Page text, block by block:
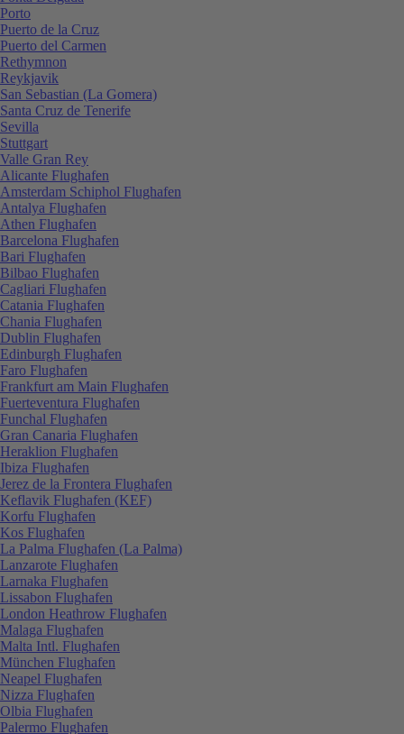
Porto
Puerto de la Cruz
Puerto del Carmen
Rethymnon
Reykjavik
San Sebastian (La Gomera)
Santa Cruz de Tenerife
Sevilla
Stuttgart
Valle Gran Rey
Alicante Flughafen
Amsterdam Schiphol Flughafen
Antalya Flughafen
Athen Flughafen
Barcelona Flughafen
Bari Flughafen
Bilbao Flughafen
Cagliari Flughafen
Catania Flughafen
Chania Flughafen
Dublin Flughafen
Edinburgh Flughafen
Faro Flughafen
Frankfurt am Main Flughafen
Fuerteventura Flughafen
Funchal Flughafen
Gran Canaria Flughafen
Heraklion Flughafen
Ibiza Flughafen
Jerez de la Frontera Flughafen
Keflavik Flughafen (KEF)
Korfu Flughafen
Kos Flughafen
La Palma Flughafen (La Palma)
Lanzarote Flughafen
Larnaka Flughafen
Lissabon Flughafen
London Heathrow Flughafen
Malaga Flughafen
Malta Intl. Flughafen
München Flughafen
Neapel Flughafen
Nizza Flughafen
Olbia Flughafen
Palermo Flughafen